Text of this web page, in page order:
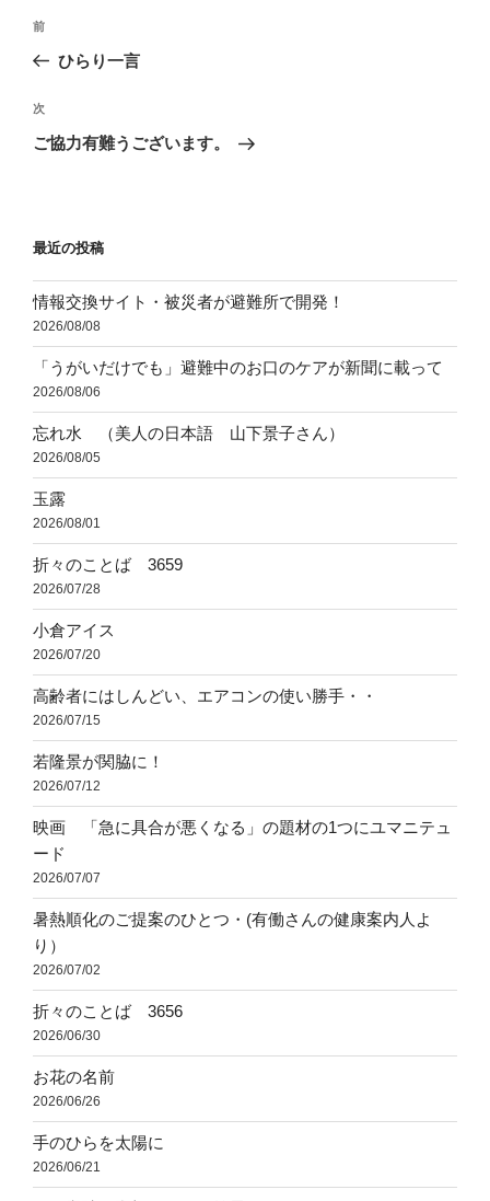
投
ビ
ゲ
ン
前
の
稿
前
ひらり一言
次
の
次
ご協力有難うございます。
最近の投稿
情報交換サイト・被災者が避難所で開発！
2026/08/08
「うがいだけでも」避難中のお口のケアが新聞に載って
2026/08/06
忘れ水 （美人の日本語 山下景子さん）
2026/08/05
玉露
2026/08/01
折々のことば 3659
2026/07/28
小倉アイス
2026/07/20
高齢者にはしんどい、エアコンの使い勝手・・
2026/07/15
若隆景が関脇に！
2026/07/12
映画 「急に具合が悪くなる」の題材の1つにユマニテュ
ード
2026/07/07
暑熱順化のご提案のひとつ・(有働さんの健康案内人よ
り）
2026/07/02
折々のことば 3656
2026/06/30
お花の名前
2026/06/26
手のひらを太陽に
2026/06/21